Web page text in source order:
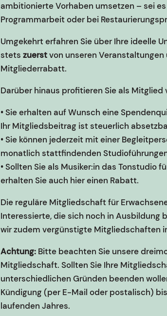
ambitionierte Vorhaben umsetzen – sei
Programmarbeit oder bei
Umgekehrt erfahren Sie über Ihre ideelle
stetszuerstvon unseren
Mitgliederrabatt.
Darüber hinaus profitieren Sie als Mitglied
• Sie erhalten auf Wunsch eine
Ihr Mitgliedsbeitrag ist steuerlich
• Sie können jederzeit mit einer
monatlich stattfindenden
• Sollten Sie als Musiker:in das Tonstudio
erhalten Sie auch hier einen Rabatt.
Die reguläre Mitgliedschaft für
Interessierte, die sich noch in Ausbildung
wir zudem vergünstigte Mitgliedschaften
Achtung: Bitte beachten Sie unsere
Mitgliedschaft. Sollten Sie Ihre
unterschiedlichen Gründen beenden
Kündigung (per E-Mail oder postalisch)
laufenden Jahres.